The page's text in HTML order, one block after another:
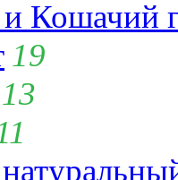
Кошачий
19
13